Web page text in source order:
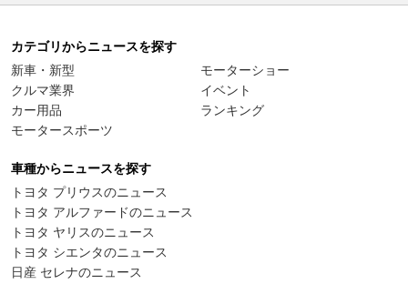
カテゴリからニュースを探す
新車・新型
クルマ業界
カー用品
モータースポーツ
モーターショー
イベント
ランキング
車種からニュースを探す
トヨタ プリウスのニュース
トヨタ アルファードのニュース
トヨタ ヤリスのニュース
トヨタ シエンタのニュース
日産 セレナのニュース